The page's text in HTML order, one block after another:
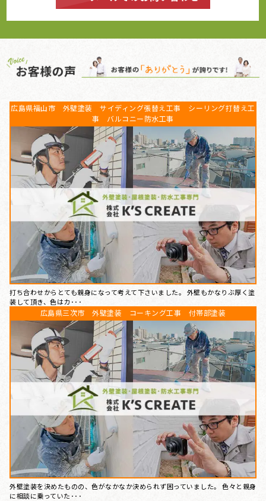
広島県福山市 外壁塗装 サイディング張替え工事 シーリング打替え工
事 バルコニー防水工事
打ち合わせからとても親身になって考えて下さいました。 外壁もかなりぶ厚く塗
装して頂き、色はカ･･･
広島県三次市 外壁塗装 コーキング工事 付帯部塗装
外壁塗装を決めたものの、色がなかなか決められず困っていました。 色々と親身
に相談に乗っていた･･･